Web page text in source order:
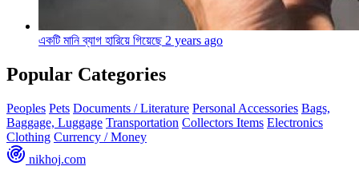
একটি মানি ব্যাগ হারিয়ে গিয়েছে 2 years ago
Popular Categories
Peoples Pets Documents / Literature Personal Accessories Bags,
Baggage, Luggage Transportation Collectors Items Electronics
Clothing Currency / Money
nikhoj.com